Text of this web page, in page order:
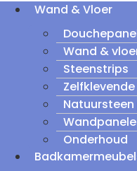
Wand & Vloer
Wand &
Steenstrips
Onderhoud